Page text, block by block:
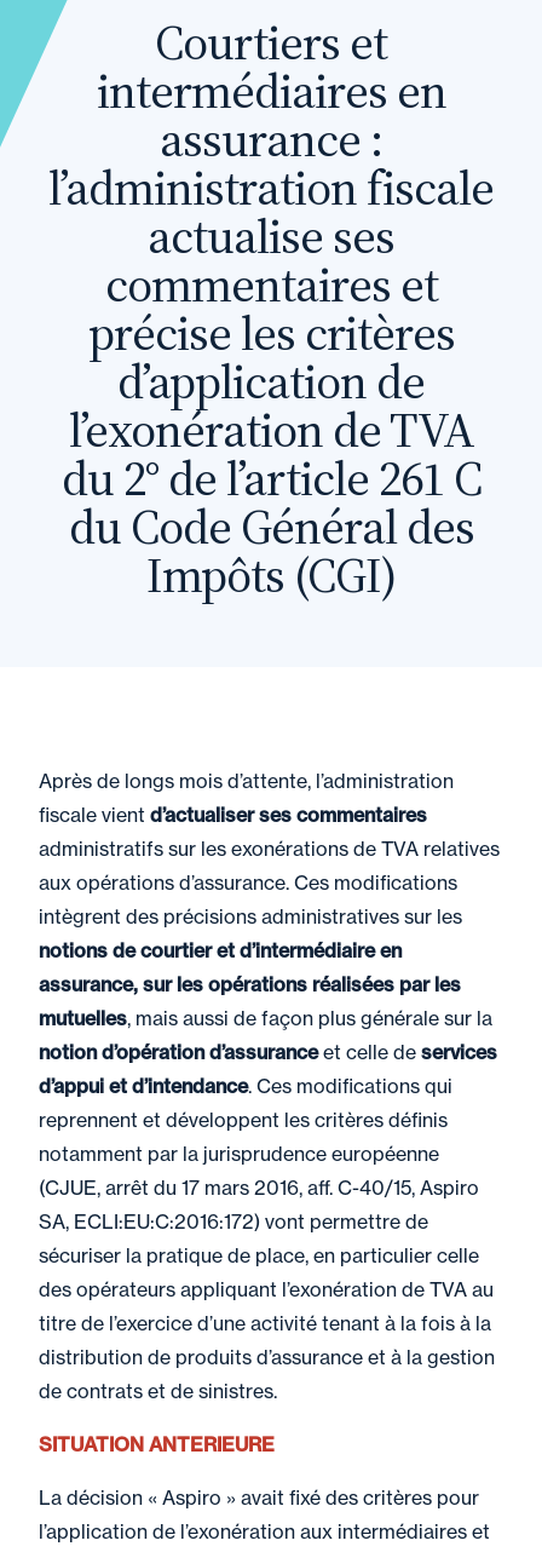
Courtiers et
intermédiaires en
assurance :
l’administration fiscale
actualise ses
commentaires et
précise les critères
d’application de
l’exonération de TVA
du 2° de l’article 261 C
du Code Général des
Impôts (CGI)
Après de longs mois d’attente, l’administration
fiscale vient d’actualiser ses commentaires
administratifs sur les exonérations de TVA relatives
aux opérations d’assurance. Ces modifications
intègrent des précisions administratives sur les
notions de courtier et d’intermédiaire en
assurance, sur les opérations réalisées par les
mutuelles, mais aussi de façon plus générale sur la
notion d’opération d’assuranceet celle de services
d’appui et d’intendance. Ces modifications qui
reprennent et développent les critères définis
notamment par la jurisprudence européenne
(CJUE, arrêt du 17 mars 2016, aff. C-40/15, Aspiro
SA, ECLI:EU:C:2016:172) vont permettre de
sécuriser la pratique de place, en particulier celle
des opérateurs appliquant l’exonération de TVA au
titre de l’exercice d’une activité tenant à la fois à la
distribution de produits d’assurance et à la gestion
de contrats et de sinistres.
SITUATION ANTERIEURE
La décision « Aspiro » avait fixé des critères pour
l’application de l’exonération aux intermédiaires et